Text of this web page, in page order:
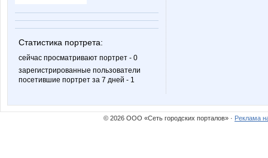
Статистика портрета:
сейчас просматривают портрет - 0
зарегистрированные пользователи
посетившие портрет за 7 дней - 1
© 2026 ООО «Сеть городских порталов» · Реклама